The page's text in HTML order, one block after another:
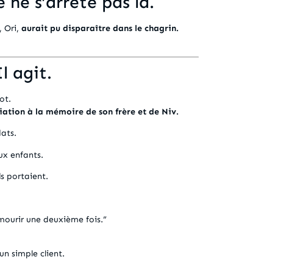
Ori, aurait pu disparaître dans le chagrin.
agit.
à la mémoire de son frère et de Niv.
enfants.
portaient.
une deuxième fois.”
simple client.